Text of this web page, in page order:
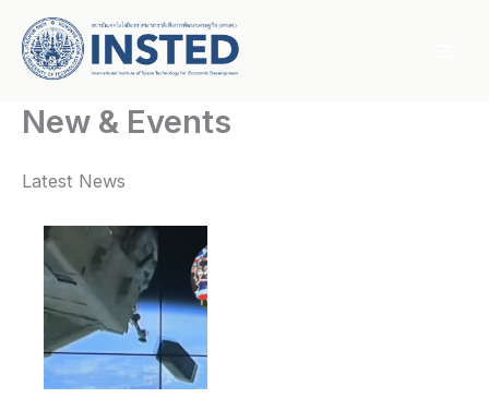
content
New & Events
Latest News